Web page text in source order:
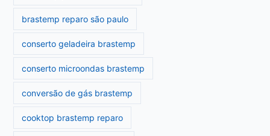
brastemp reparo são paulo
conserto geladeira brastemp
conserto microondas brastemp
conversão de gás brastemp
cooktop brastemp reparo